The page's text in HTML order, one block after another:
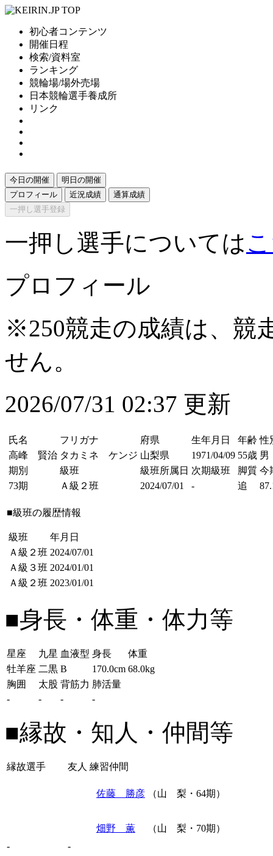
初心者コンテンツ
開催日程
検索/資料室
ランキング
競輪場/場外売場
日本競輪選手養成所
リンク
今日の開催
明日の開催
プロフィール
近況成績
通算成績
一押し選手登録
一押し選手については
プロフィール
※250競走の成績は、競
せん。
2026/07/31 02:37 更新
氏名 フリガナ 府県 生年月日 年齢 性
高峰 賢治 タカミネ ケンジ 山梨県 1971/04/09 55歳 男
期別
級班 級班所属日 次期級班 脚質 今
73期
Ａ級２班 2024/07/01 - 追
■級班の履歴情報
級班
年月日
Ａ級２班 2024/07/01
Ａ級３班 2024/01/01
Ａ級２班 2023/01/01
■身長・体重・体力等
星座 九星 血液型 身長
体重
牡羊座 二黒 B 170.0cm 68.0kg
胸囲
太股 背筋力 肺活量
-
- - -
■縁故・知人・仲間等
縁故選手 友人 練習仲間
- -
佐藤 勝彦 （山 梨・64期）
畑野 薫 （山 梨・70期）